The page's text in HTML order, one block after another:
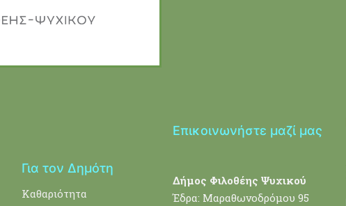
Για τον Δημότη
Καθαριότητα
Επικοινωνήστε μαζί μας
Δήμος Φιλοθέης Ψυχικού
Έδρα: Μαραθωνοδρόμου 95